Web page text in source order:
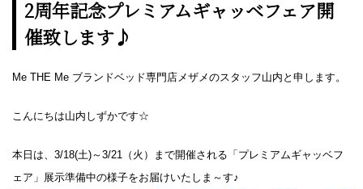
2周年記念プレミアムギャッベフェア開
催致します♪
Me THE Me ブランドベッド専門店メザメのスタッフ山内と申します。
こんにちは山内しずかです☆
本日は、3/18(土)～3/21（火）まで開催される「プレミアムギャッベフ
ェア」展示準備中の様子をお届けいたしま～す♪
アクセス
おしらせ